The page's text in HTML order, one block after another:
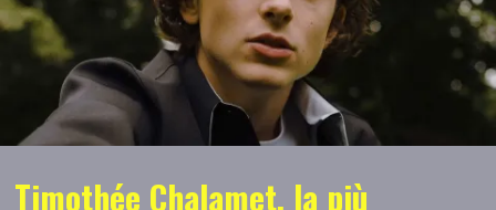
Timothée Chalamet, la più